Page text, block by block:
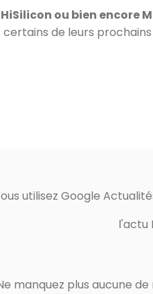
ou bien encore
certains de leurs
utilisez Google
l'actu
manquez plus aucune